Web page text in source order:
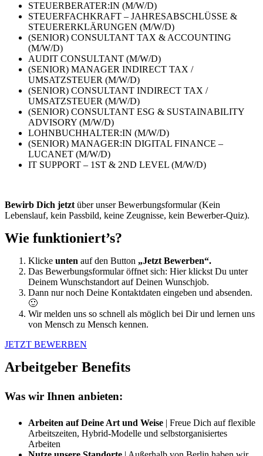
STEUERBERATER:IN (M/W/D)
STEUERFACHKRAFT – JAHRESABSCHLÜSSE &
STEUERERKLÄRUNGEN (M/W/D)
(SENIOR) CONSULTANT TAX & ACCOUNTING
(M/W/D)
AUDIT CONSULTANT (M/W/D)
(SENIOR) MANAGER INDIRECT TAX /
UMSATZSTEUER (M/W/D)
(SENIOR) CONSULTANT INDIRECT TAX /
UMSATZSTEUER (M/W/D)
(SENIOR) CONSULTANT ESG & SUSTAINABILITY
ADVISORY (M/W/D)
LOHNBUCHHALTER:IN (M/W/D)
(SENIOR) MANAGER:IN DIGITAL FINANCE –
LUCANET (M/W/D)
IT SUPPORT – 1ST & 2ND LEVEL (M/W/D)
Bewirb Dich jetzt über unser Bewerbungsformular (Kein
Lebenslauf, kein Passbild, keine Zeugnisse, kein Bewerber-Quiz).
Wie funktioniert’s?
Klicke unten auf den Button „Jetzt Bewerben“.
Das Bewerbungsformular öffnet sich: Hier klickst Du unter
Deinem Wunschstandort auf Deinen Wunschjob.
Dann nur noch Deine Kontaktdaten eingeben und absenden.
🙂
Wir melden uns so schnell als möglich bei Dir und lernen uns
von Mensch zu Mensch kennen.
JETZT BEWERBEN
Arbeitgeber Benefits
Was wir Ihnen anbieten:
Arbeiten auf Deine Art und Weise | Freue Dich auf flexible
Arbeitszeiten, Hybrid-Modelle und selbstorganisiertes
Arbeiten